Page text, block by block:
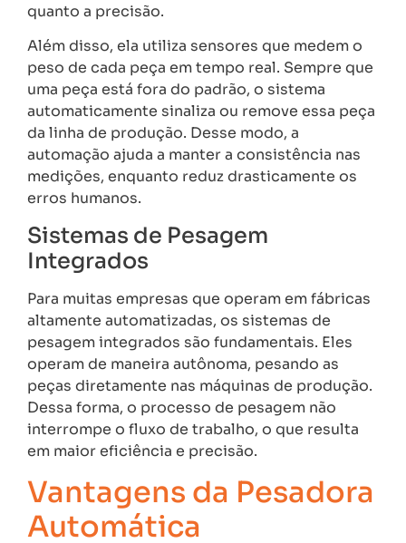
quanto a precisão.
Além disso, ela utiliza sensores que medem o
peso de cada peça em tempo real. Sempre que
uma peça está fora do padrão, o sistema
automaticamente sinaliza ou remove essa peça
da linha de produção. Desse modo, a
automação ajuda a manter a consistência nas
medições, enquanto reduz drasticamente os
erros humanos.
Sistemas de Pesagem
Integrados
Para muitas empresas que operam em fábricas
altamente automatizadas, os sistemas de
pesagem integrados são fundamentais. Eles
operam de maneira autônoma, pesando as
peças diretamente nas máquinas de produção.
Dessa forma, o processo de pesagem não
interrompe o fluxo de trabalho, o que resulta
em maior eficiência e precisão.
Vantagens da Pesadora
Automática